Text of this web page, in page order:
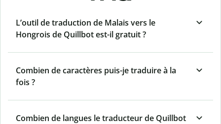
L’outil de traduction de Malais vers le
Hongrois de Quillbot est-il gratuit ?
Combien de caractères puis-je traduire à la
fois ?
Combien de langues le traducteur de Quillbot